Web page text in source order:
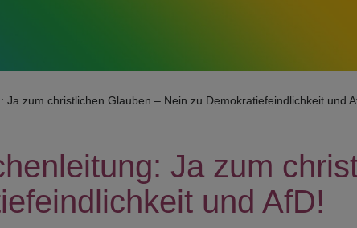
Ja zum christlichen Glauben – Nein zu Demokratiefeindlichkeit und
Ja zum
und AfD!